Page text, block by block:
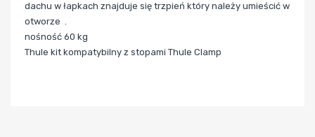
dachu w łapkach znajduje się trzpień który należy umieścić w
otworze .
nośność 60 kg
Thule kit kompatybilny z stopami Thule Clamp